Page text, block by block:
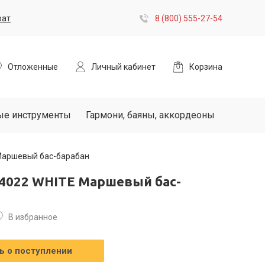
8 (800) 555-27-54
Отложенные Личный кабинет Корзина
инструменты Гармони, баяны, аккордеоны
бас-барабан
WHITE Маршевый бас-
В избранное
о поступлении